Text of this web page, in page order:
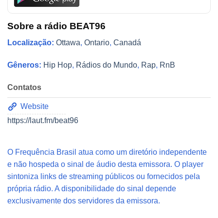
Sobre a rádio BEAT96
Localização: Ottawa, Ontario, Canadá
Gêneros: Hip Hop, Rádios do Mundo, Rap, RnB
Contatos
Website
https://laut.fm/beat96
O Frequência Brasil atua como um diretório independente
e não hospeda o sinal de áudio desta emissora. O player
sintoniza links de streaming públicos ou fornecidos pela
própria rádio. A disponibilidade do sinal depende
exclusivamente dos servidores da emissora.